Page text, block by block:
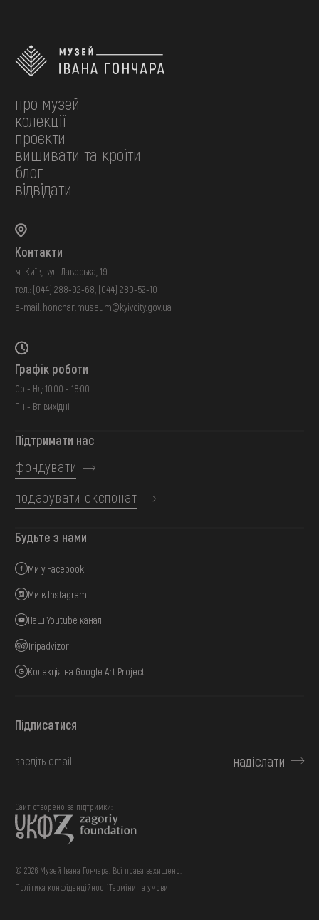
про музей
колекції
проєкти
вишивати та кроїти
блог
відвідати
Контакти
м. Київ, вул. Лаврська, 19
тел.: (044) 288-92-68 (044) 280-52-10
e-mail: honchar.museum@kyivcity.gov.ua
Графік роботи
Ср - Нд: 10:00 - 18:00
Пн - Вт: вихідні
Підтримати нас
фондувати
подарувати експонат
Будьте з нами
Ми у Facebook
Ми в Instagram
Наш Youtube канал
Tripadvizor
Колекція на Google Art Project
Підписатися
надіслати
© 2026 Музей Івана Гончара. Всі права захищено.
Сайт створено за підтримки:
Політика конфіденційностіТерміни та умови